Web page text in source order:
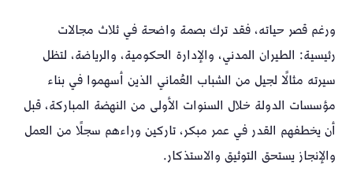
ورغم قصر حياته، فقد ترك بصمة واضحة في ثلاث مجالات
رئيسية: الطيران المدني، والإدارة الحكومية، والرياضة، لتظل
سيرته مثالًا لجيل من الشباب العُماني الذين أسهموا في بناء
مؤسسات الدولة خلال السنوات الأولى من النهضة المباركة، قبل
أن يخطفهم القدر في عمر مبكر، تاركين وراءهم سجلًا من العمل
والإنجاز يستحق التوثيق والاستذكار.